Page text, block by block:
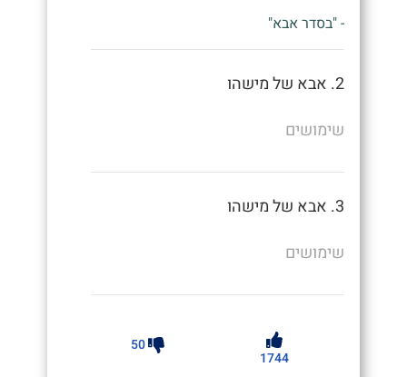
- "בסדר אבא"
2. אבא של מישהו
שימושים
3. אבא של מישהו
שימושים
1744
50